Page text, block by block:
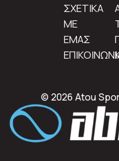
ΣΧΕΤΙΚΑ
ΜΕ
ΕΜΑΣ
© 2026 Atou